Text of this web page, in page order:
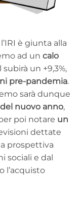
è giunta alla
ad un calo
un +9,3%,
pre-pandemia.
sarà dunque
nuovo anno,
poi notare un
dettate
prospettiva
sociali e dal
l’acquisto